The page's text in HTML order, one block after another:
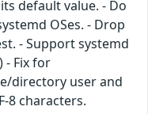
default value. - Do
OSes. - Drop
- Support systemd
- Fix for
directory user and
8 characters.